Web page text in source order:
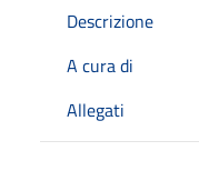
Descrizione
A cura di
Allegati